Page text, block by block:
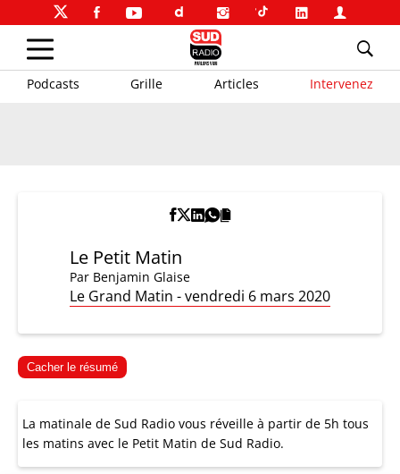
Podcasts Grille Articles Intervenez
Le Petit Matin
Par Benjamin Glaise
Le Grand Matin - vendredi 6 mars 2020
Cacher le résumé
La matinale de Sud Radio vous réveille à partir de 5h tous
les matins avec le Petit Matin de Sud Radio.